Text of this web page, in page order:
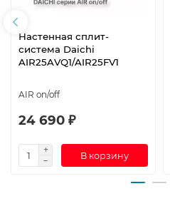
Настенная сплит-
система Daichi
AIR25AVQ1/AIR25FV1
AIR on/off
24 690 ₽
В корзину